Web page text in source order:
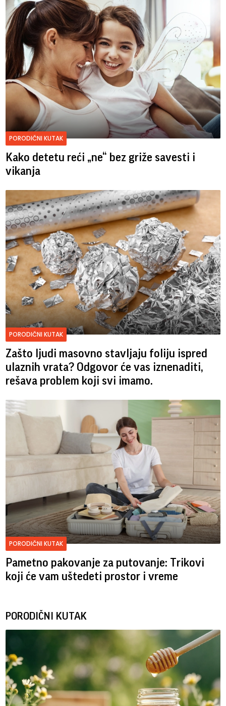
PORODIČNI KUTAK
Kako detetu reći „ne“ bez griže savesti i
vikanja
PORODIČNI KUTAK
Zašto ljudi masovno stavljaju foliju ispred
ulaznih vrata? Odgovor će vas iznenaditi,
rešava problem koji svi imamo.
PORODIČNI KUTAK
Pametno pakovanje za putovanje: Trikovi
koji će vam uštedeti prostor i vreme
PORODIČNI KUTAK